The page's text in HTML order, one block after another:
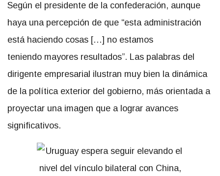
Según el presidente de la confederación, aunque
haya una percepción de que “esta administración
está haciendo cosas […] no estamos
teniendo mayores resultados”. Las palabras del
dirigente empresarial ilustran muy bien la dinámica
de la política exterior del gobierno, más orientada a
proyectar una imagen que a lograr avances
significativos.